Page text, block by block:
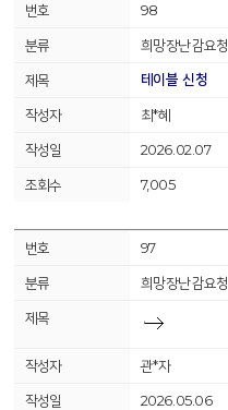
98
희망장난감요청
테이블 신청
최*혜
2026.02.07
7,005
97
희망장난감요청
관*자
2026.05.06